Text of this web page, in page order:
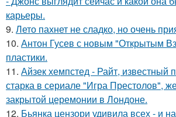
карьеры.
9. Лето пахнет не сладко, но очень
10. Антон Гусев с новым "Открытым
пластики.
11. Айзек хемпстед - Райт, известный
старка в сериале "Игра Престолов",
закрытой церемонии в Лондоне.
12. Бьянка цензори удивила всех - и